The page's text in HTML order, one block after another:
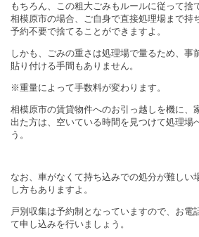
もちろん、この粗大ごみもルールに従って捨
相模原市の場合、ご自身で直接処理場まで持
予約不要で捨てることができますよ。
しかも、ごみの重さは処理場で量るため、事
貼り付ける手間もありません。
※重量によって手数料が変わります。
相模原市の賃貸物件へのお引っ越しを機に、
出た方は、空いている時間を見つけて処理場
う。
なお、車がなくて持ち込みでの処分が難しい
し方もありますよ。
戸別収集は予約制となっていますので、お電
て申し込みを行いましょう。